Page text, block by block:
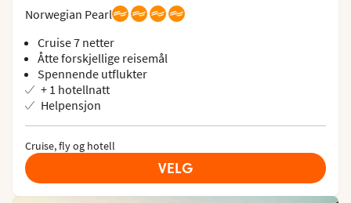
Norwegian Pearl
Cruise 7 netter
Åtte forskjellige reisemål
Spennende utflukter
+ 1 hotellnatt
Helpensjon
Cruise, fly og hotell
VELG